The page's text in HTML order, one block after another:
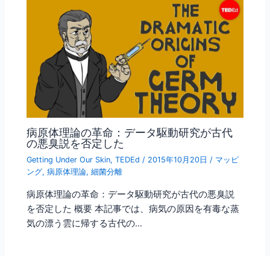
病原体理論の革命：データ駆動研究が古代
の悪臭説を否定した
Getting Under Our Skin,TEDEd / 2015年10月20日/ マッピ
ング,病原体理論,細菌分離
病原体理論の革命：データ駆動研究が古代の悪臭説
を否定した 概要 本記事では、病気の原因を有毒な蒸
気の漂う雲に帰する古代の…